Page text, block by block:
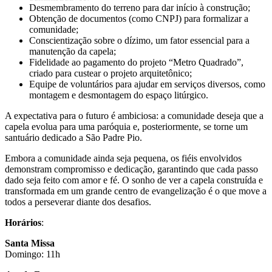
Desmembramento do terreno para dar início à construção;
Obtenção de documentos (como CNPJ) para formalizar a
comunidade;
Conscientização sobre o dízimo, um fator essencial para a
manutenção da capela;
Fidelidade ao pagamento do projeto “Metro Quadrado”,
criado para custear o projeto arquitetônico;
Equipe de voluntários para ajudar em serviços diversos, como
montagem e desmontagem do espaço litúrgico.
A expectativa para o futuro é ambiciosa: a comunidade deseja que a
capela evolua para uma paróquia e, posteriormente, se torne um
santuário dedicado a São Padre Pio.
Embora a comunidade ainda seja pequena, os fiéis envolvidos
demonstram compromisso e dedicação, garantindo que cada passo
dado seja feito com amor e fé. O sonho de ver a capela construída e
transformada em um grande centro de evangelização é o que move a
todos a perseverar diante dos desafios.
Horários:
Santa Missa
Domingo: 11h